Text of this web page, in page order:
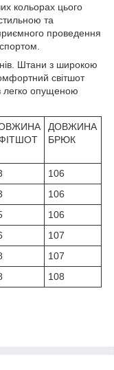
кольорах цього
та
проведення
Штани з широкою
світшот
легко опущеною
ДОВЖИНА
БРЮК
106
106
106
107
107
108